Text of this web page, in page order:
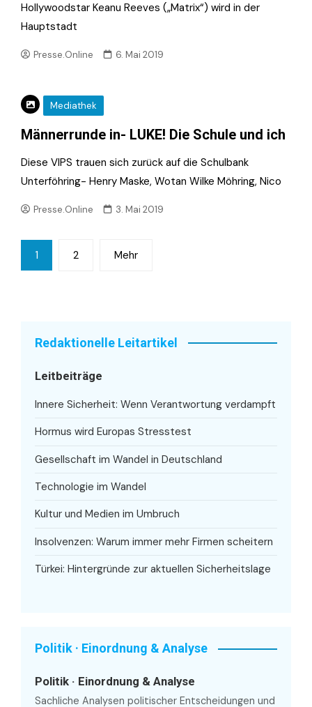
Hollywoodstar Keanu Reeves („Matrix“) wird in der
Hauptstadt
Presse.Online 6. Mai 2019
Mediathek
Männerrunde in- LUKE! Die Schule und ich
Diese VIPS trauen sich zurück auf die Schulbank
Unterföhring- Henry Maske, Wotan Wilke Möhring, Nico
Presse.Online 3. Mai 2019
Seitennummerierung
der
1 2 Mehr
Redaktionelle Leitartikel
Leitbeiträge
Innere Sicherheit: Wenn Verantwortung verdampft
Hormus wird Europas Stresstest
Gesellschaft im Wandel in Deutschland
Technologie im Wandel
Kultur und Medien im Umbruch
Insolvenzen: Warum immer mehr Firmen scheitern
Türkei: Hintergründe zur aktuellen Sicherheitslage
Politik · Einordnung & Analyse
Politik · Einordnung & Analyse
Sachliche Analysen politischer Entscheidungen und